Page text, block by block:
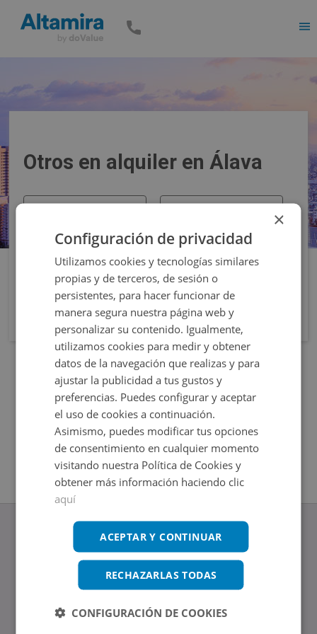
Otros en alquiler en Álava
www.altamirainmuebles.com
Edificio Skylight
Tel.: 914 842 874
×
Configuración de privacidad
Utilizamos cookies y tecnologías similares
propias y de terceros, de sesión o
persistentes, para hacer funcionar de
manera segura nuestra página web y
personalizar su contenido. Igualmente,
utilizamos cookies para medir y obtener
datos de la navegación que realizas y para
ajustar la publicidad a tus gustos y
preferencias. Puedes configurar y aceptar
el uso de cookies a continuación.
Asimismo, puedes modificar tus opciones
de consentimiento en cualquier momento
visitando nuestra Política de Cookies y
obtener más información haciendo clic
aquí
ACEPTAR Y CONTINUAR
RECHAZARLAS TODAS
CONFIGURACIÓN DE COOKIES